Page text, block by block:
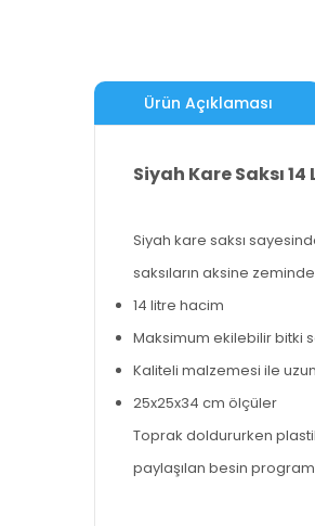
Ürün Açıklaması
Siyah Kare Saksı 14
Siyah kare saksı
saksıların aksine
14 litre hacim
Maksimum ekilebilir bitki
Kaliteli malzemesi ile
25x25x34 cm ölçüler
Toprak doldururken
paylaşılan besin